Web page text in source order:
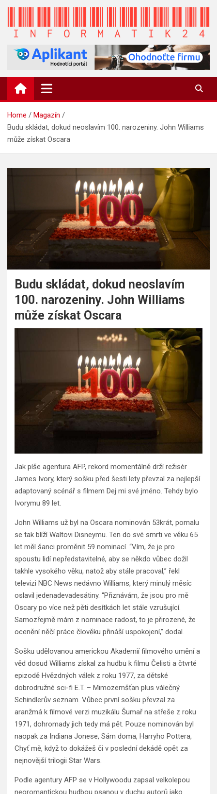
Skip
content
INFORMATIK24.CZ
Zpravodajství informací a novinky
Home
Magazín
Budu skládat, dokud neoslavím 100. narozeniny. John Williams
může získat Oscara
Budu skládat, dokud neoslavím
100. narozeniny. John Williams
může získat Oscara
Jak píše agentura AFP, rekord momentálně drží režisér
James Ivory, který sošku před šesti lety převzal za nejlepší
adaptovaný scénář s filmem Dej mi své jméno. Tehdy bylo
Ivorymu 89 let.
John Williams už byl na Oscara nominován 53krát, pomalu
se tak blíží Waltovi Disneymu. Ten do své smrti ve věku 65
let měl šanci proměnit 59 nominací. “Vím, že je pro
spoustu lidí nepředstavitelné, aby se někdo vůbec dožil
takhle vysokého věku, natož aby stále pracoval,” řekl
televizi NBC News nedávno Williams, který minulý měsíc
oslavil jedenadevadesátiny. “Přiznávám, že jsou pro mě
Oscary po více než pěti desítkách let stále vzrušující.
Samozřejmě mám z nominace radost, to je přirozené, že
ocenění něčí práce člověku přináší uspokojení,” dodal.
Sošku udělovanou americkou Akademií filmového umění a
věd dosud Williams získal za hudbu k filmu Čelisti a čtvrté
epizodě Hvězdných válek z roku 1977, za dětské
dobrodružné sci-fi E.T. – Mimozemšťan plus válečný
Schindlerův seznam. Vůbec první sošku převzal za
aranžmá k filmové verzi muzikálu Šumař na střeše z roku
1971, dohromady jich tedy má pět. Pouze nominován byl
naopak za Indiana Jonese, Sám doma, Harryho Pottera,
Chyť mě, když to dokážeš či v poslední dekádě opět za
nejnovější trilogii Star Wars.
Podle agentury AFP se v Hollywoodu zapsal velkolepou
neoromantickou hudbou psanou v duchu autorů jako